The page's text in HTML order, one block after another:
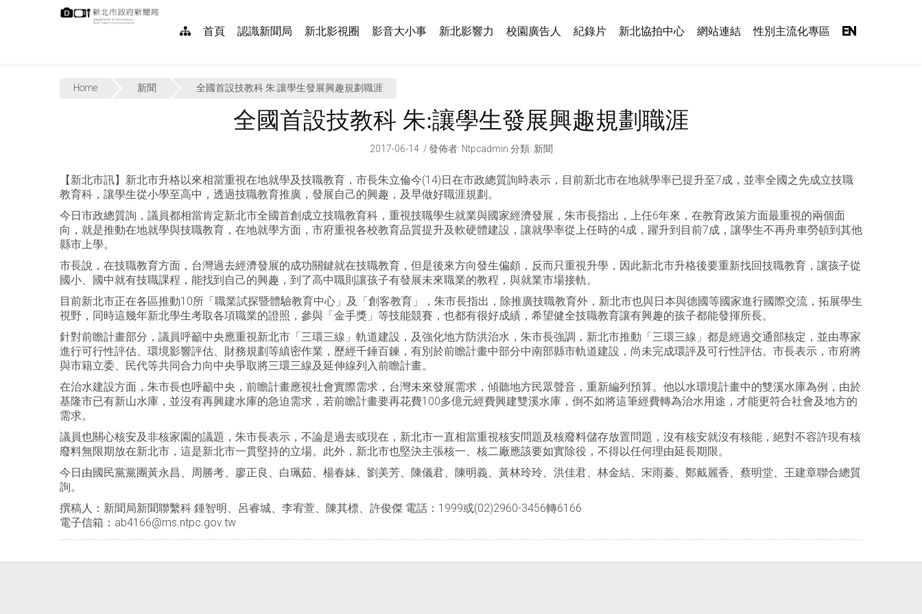
首頁 認識新聞局 新北影視圈 影音大小事 新北影響力 校園廣告人 紀錄片 新北協拍中心 網站連結 性別主流化專區 EN
Home 新聞 全國首設技教科 朱:讓學生發展興趣規劃職涯
全國首設技教科 朱:讓學生發展興趣規劃職涯
2017-06-14 發佈者: Ntpcadmin 分類: 新聞
【新北市訊】新北市升格以來相當重視在地就學及技職教育，市長朱立倫今(14)日在市政總質詢時表示，目前新北市在地就學率已提升至7成，並率全國之先成立技職
教育科，讓學生從小學至高中，透過技職教育推廣，發展自己的興趣，及早做好職涯規劃。
今日市政總質詢，議員都相當肯定新北市全國首創成立技職教育科，重視技職學生就業與國家經濟發展，朱市長指出，上任6年來，在教育政策方面最重視的兩個面
向，就是推動在地就學與技職教育，在地就學方面，市府重視各校教育品質提升及軟硬體建設，讓就學率從上任時的4成，躍升到目前7成，讓學生不再舟車勞頓到其他
縣市上學。
市長說，在技職教育方面，台灣過去經濟發展的成功關鍵就在技職教育，但是後來方向發生偏頗，反而只重視升學，因此新北市升格後要重新找回技職教育，讓孩子從
國小、國中就有技職課程，能找到自己的興趣，到了高中職則讓孩子有發展未來職業的教程，與就業市場接軌。
目前新北市正在各區推動10所「職業試探暨體驗教育中心」及「創客教育」，朱市長指出，除推廣技職教育外，新北市也與日本與德國等國家進行國際交流，拓展學生
視野，同時這幾年新北學生考取各項職業的證照，參與「金手獎」等技能競賽，也都有很好成績，希望健全技職教育讓有興趣的孩子都能發揮所長。
針對前瞻計畫部分，議員呼籲中央應重視新北市「三環三線」軌道建設，及強化地方防洪治水，朱市長強調，新北市推動「三環三線」都是經過交通部核定，並由專家
進行可行性評估、環境影響評估、財務規劃等縝密作業，歷經千錘百鍊，有別於前瞻計畫中部分中南部縣市軌道建設，尚未完成環評及可行性評估。市長表示，市府將
與市籍立委、民代等共同合力向中央爭取將三環三線及延伸線列入前瞻計畫。
在治水建設方面，朱市長也呼籲中央，前瞻計畫應視社會實際需求，台灣未來發展需求，傾聽地方民眾聲音，重新編列預算。他以水環境計畫中的雙溪水庫為例，由於
基隆市已有新山水庫，並沒有再興建水庫的急迫需求，若前瞻計畫要再花費100多億元經費興建雙溪水庫，倒不如將這筆經費轉為治水用途，才能更符合社會及地方的
需求。
議員也關心核安及非核家園的議題，朱市長表示，不論是過去或現在，新北市一直相當重視核安問題及核廢料儲存放置問題，沒有核安就沒有核能，絕對不容許現有核
廢料無限期放在新北市，這是新北市一貫堅持的立場。此外，新北市也堅決主張核一、核二廠應該要如實除役，不得以任何理由延長期限。
今日由國民黨黨團黃永昌、周勝考、廖正良、白珮茹、楊春妹、劉美芳、陳儀君、陳明義、黃林玲玲、洪佳君、林金結、宋雨蓁、鄭戴麗香、蔡明堂、王建章聯合總質
詢。
撰稿人：新聞局新聞聯繫科 鍾智明、呂睿城、李宥萱、陳其標、許俊傑 電話：1999或(02)2960-3456轉6166
電子信箱：ab4166@ms.ntpc.gov.tw